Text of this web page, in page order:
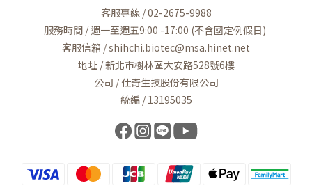
客服專線 / 02-2675-9988
服務時間 / 週一至週五9:00 -17:00 (不含國定例假日)
客服信箱 / shihchi.biotec@msa.hinet.net
地址 / 新北市樹林區大安路528號6樓
公司 / 仕奇生技股份有限公司
統編 / 13195035